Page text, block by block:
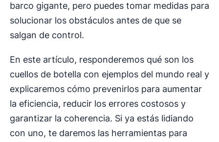
barco gigante, pero puedes tomar medidas para
solucionar los obstáculos antes de que se
salgan de control.
En este artículo, responderemos qué son los
cuellos de botella con ejemplos del mundo real y
explicaremos cómo prevenirlos para aumentar
la eficiencia, reducir los errores costosos y
garantizar la coherencia. Si ya estás lidiando
con uno, te daremos las herramientas para